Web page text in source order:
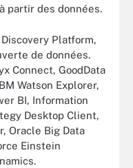
partir des données.
Platform,
de données.
Connect, GoodData
Watson Explorer,
BI, Information
Desktop Client,
Oracle Big Data
Einstein